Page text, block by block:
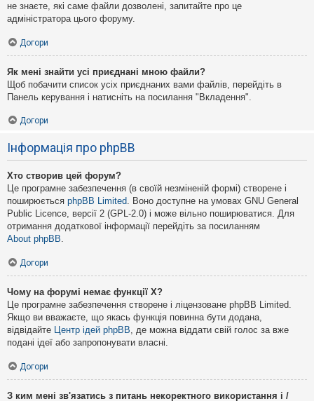
не знаєте, які саме файли дозволені, запитайте про це
адміністратора цього форуму.
Догори
Як мені знайти усі приєднані мною файли?
Щоб побачити список усіх приєднаних вами файлів, перейдіть в
Панель керування і натисніть на посилання "Вкладення".
Догори
Інформація про phpBB
Хто створив цей форум?
Це програмне забезпечення (в своїй незміненій формі) створене і
поширюється phpBB Limited. Воно доступне на умовах GNU General
Public Licence, версії 2 (GPL-2.0) і може вільно поширюватися. Для
отримання додаткової інформації перейдіть за посиланням
About phpBB.
Догори
Чому на форумі немає функції X?
Це програмне забезпечення створене і ліцензоване phpBB Limited.
Якщо ви вважаєте, що якась функція повинна бути додана,
відвідайте Центр ідей phpBB, де можна віддати свій голос за вже
подані ідеї або запропонувати власні.
Догори
З ким мені зв'язатись з питань некоректного використання і /